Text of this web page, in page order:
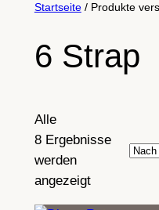
Startseite/ Produkte
6 Strap
Alle
8 Ergebnisse
werden
angezeigtNach